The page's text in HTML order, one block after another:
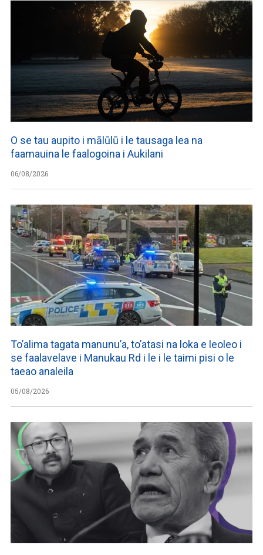
O se tau aupito i mālūlū i le tausaga lea na
faamauina le faalogoina i Aukilani
06/08/2026
To’alima tagata manunu’a, to’atasi na loka e leoleo i
se faalavelave i Manukau Rd i le i le taimi pisi o le
taeao analeila
05/08/2026